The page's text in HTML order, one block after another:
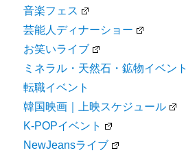
音楽フェス
芸能人ディナーショー
お笑いライブ
ミネラル・天然石・鉱物イベント
転職イベント
韓国映画｜上映スケジュール
K-POPイベント
NewJeansライブ